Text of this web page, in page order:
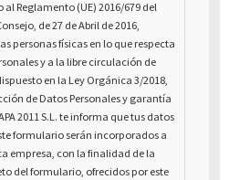
Reglamento (UE) 2016/679 del
de 27 de Abril de 2016,
personas físicas en lo que respecta
y a la libre circulación de
en la Ley Orgánica 3/2018,
de Datos Personales y garantía
2011 S.L. te informa que tus datos
formulario serán incorporados a
empresa, con la finalidad de la
del formulario, ofrecidos por este